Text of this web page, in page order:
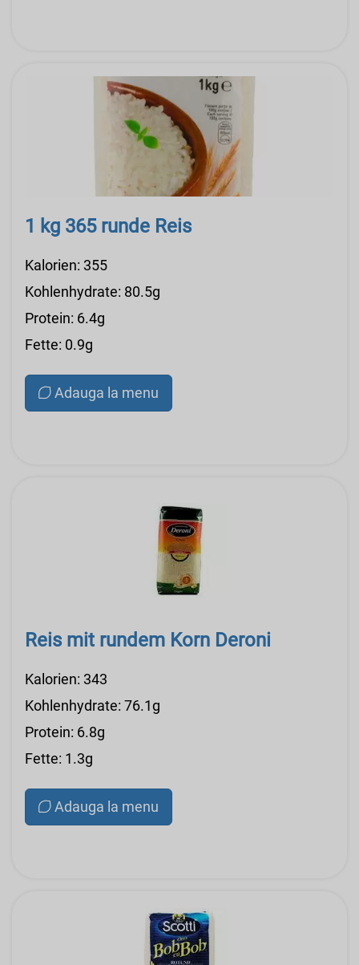
1 kg 365 runde Reis
Kalorien: 355
Kohlenhydrate: 80.5g
Protein: 6.4g
Fette: 0.9g
Adauga la menu
Reis mit rundem Korn Deroni
Kalorien: 343
Kohlenhydrate: 76.1g
Protein: 6.8g
Fette: 1.3g
Adauga la menu